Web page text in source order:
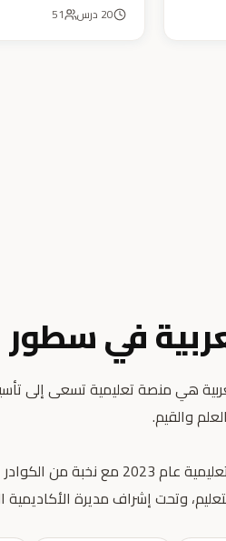
20 درس 51
في سطور
هي منصة تعليمية تسعى إلى
وتحت إشراف مديرة الأكاديمية